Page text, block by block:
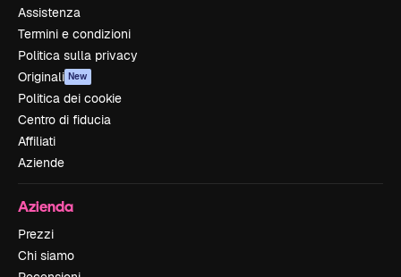
Assistenza
Termini e condizioni
Politica sulla privacy
Originali New
Politica dei cookie
Centro di fiducia
Affiliati
Aziende
Azienda
Prezzi
Chi siamo